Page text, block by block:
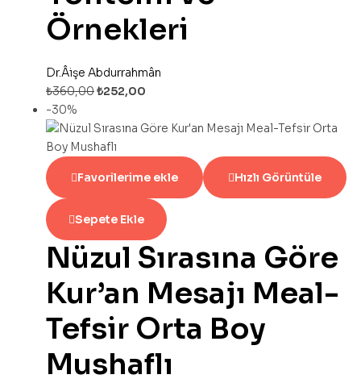
Örnekleri
Dr.Âişe Abdurrahmân
₺360,00₺252,00
-30%
Favorilerime ekle Hızlı Görüntüle
Sepete Ekle
Nüzul Sırasına Göre
Kur’an Mesajı Meal-
Tefsir Orta Boy
Mushaflı